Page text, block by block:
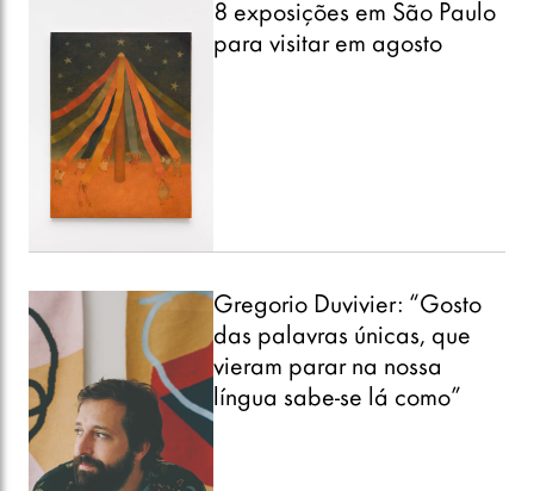
8 exposições em São Paulo
para visitar em agosto
Gregorio Duvivier: “Gosto
das palavras únicas, que
vieram parar na nossa
língua sabe-se lá como”